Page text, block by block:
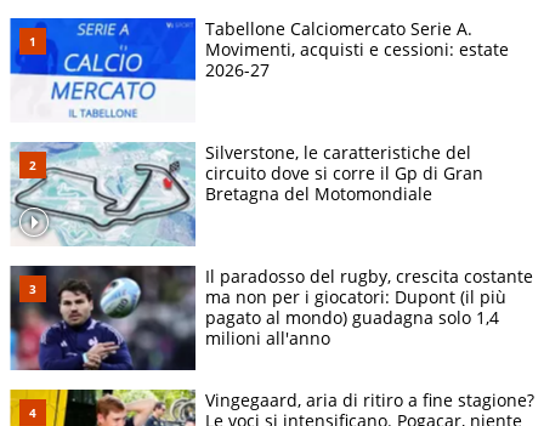
Tabellone Calciomercato Serie A.
Movimenti, acquisti e cessioni: estate
2026-27
Silverstone, le caratteristiche del
circuito dove si corre il Gp di Gran
Bretagna del Motomondiale
Il paradosso del rugby, crescita costante
ma non per i giocatori: Dupont (il più
pagato al mondo) guadagna solo 1,4
milioni all'anno
Vingegaard, aria di ritiro a fine stagione?
Le voci si intensificano. Pogacar, niente